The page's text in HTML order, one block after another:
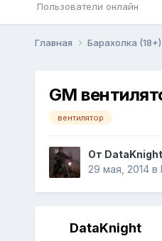
Пользователи онлайн
Главная Барахолка (18+)
GM
вентилятор
От DataKnight
29 мая, 2014в
DataKnight